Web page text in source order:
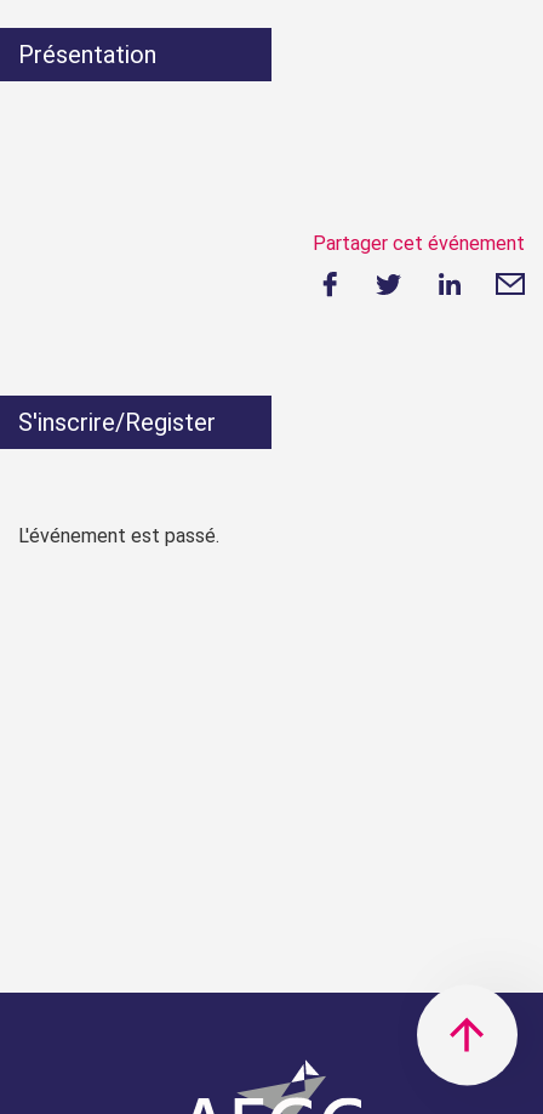
Présentation
Partager cet événement
S'inscrire/Register
L'événement est passé.